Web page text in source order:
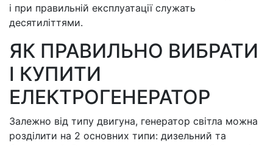
і при правильній експлуатації служать
десятиліттями.
ЯК ПРАВИЛЬНО ВИБРАТИ
І КУПИТИ
ЕЛЕКТРОГЕНЕРАТОР
Залежно від типу двигуна, генератор світла можна
розділити на 2 основних типи: дизельний та